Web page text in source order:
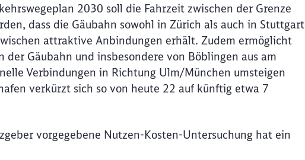
2030 soll die Fahrzeit zwischen der Grenze
dass die Gäubahn sowohl in Zürich als auch in Stuttgart
attraktive Anbindungen erhält. Zudem ermöglicht
der Gäubahn und insbesondere von Böblingen aus am
Verbindungen in Richtung Ulm/München umsteigen
verkürzt sich so von heute 22 auf künftig etwa 7
vorgegebene Nutzen-Kosten-Untersuchung hat ein